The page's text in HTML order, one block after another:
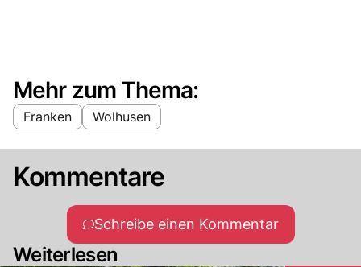
Mehr zum Thema:
Franken Wolhusen
Kommentare
Schreibe einen Kommentar
Weiterlesen